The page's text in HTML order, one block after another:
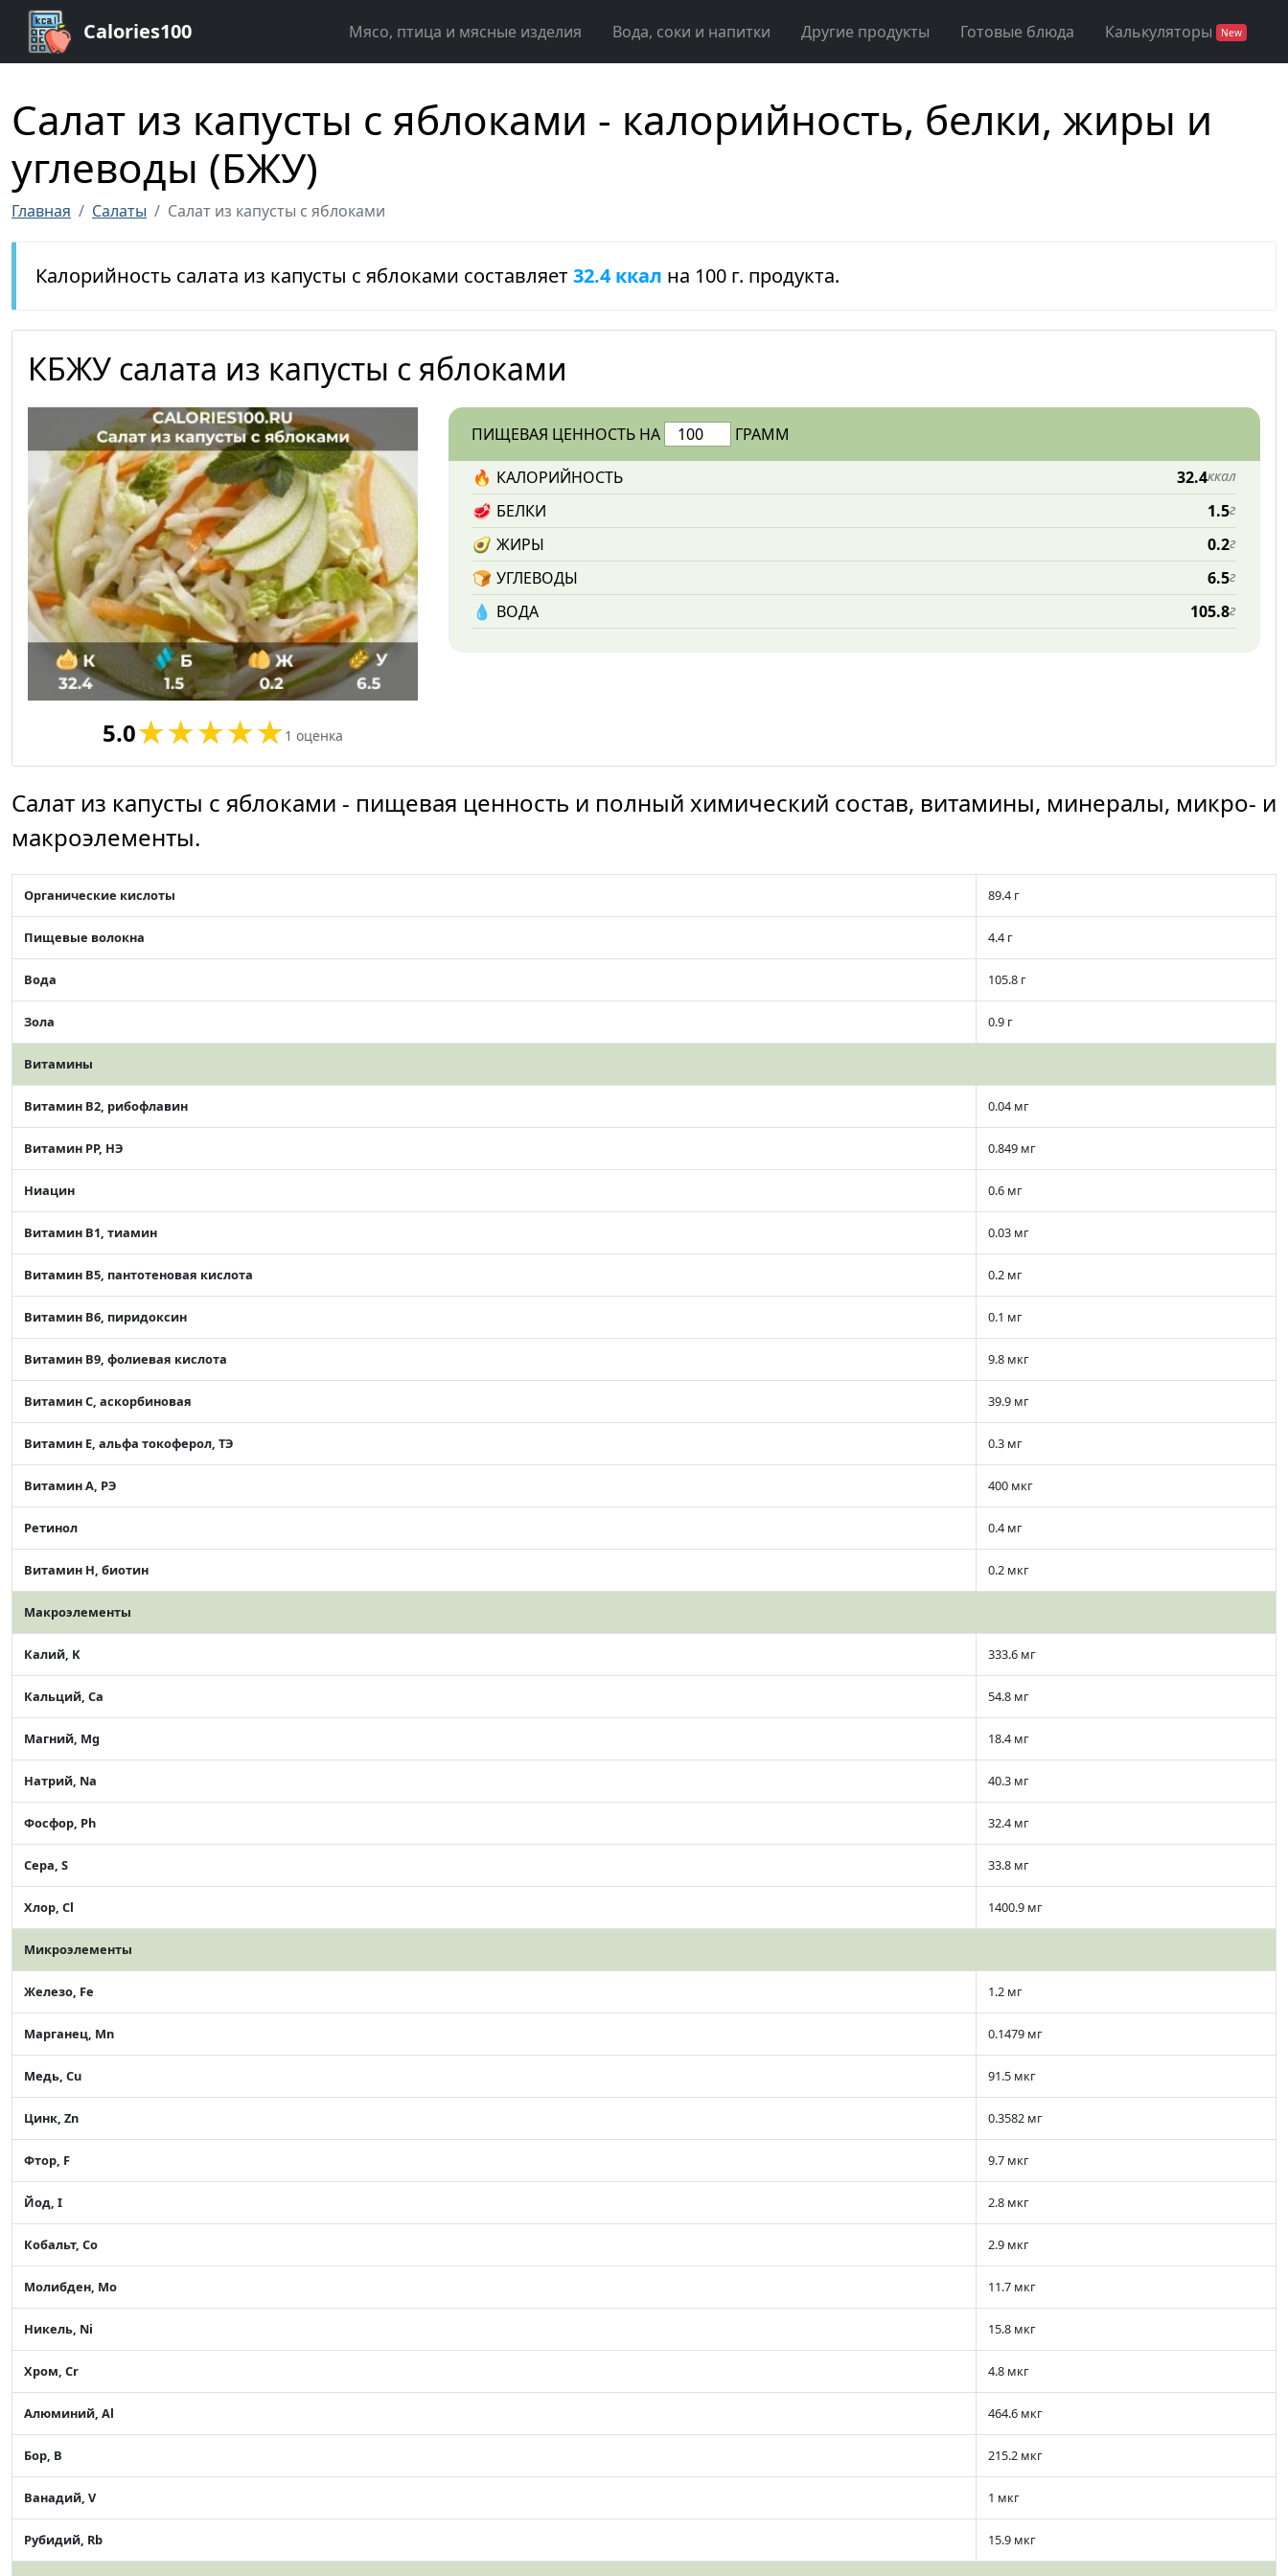
Calories100 Мясо, птица и мясные изделия Вода, соки и напитки Другие продукты Готовые блюда Калькуляторы New
Салат из капусты с яблоками - калорийность, белки, жиры и
углеводы (БЖУ)
Главная Салаты Салат из капусты с яблоками
Калорийность салата из капусты с яблоками составляет32.4 ккал на 100 г. продукта.
КБЖУ салата из капусты с яблоками
5.0 1 оценка
ПИЩЕВАЯ ЦЕННОСТЬ НА ГРАММ
🔥 КАЛОРИЙНОСТЬ 32.4ккал
🥩 БЕЛКИ 1.5г
🥑 ЖИРЫ 0.2г
🍞 УГЛЕВОДЫ 6.5г
💧️ ВОДА 105.8г
Салат из капусты с яблоками - пищевая ценность и полный химический состав, витамины, минералы, микро- и
макроэлементы.
Органические кислоты 89.4 г
Пищевые волокна 4.4 г
Вода 105.8 г
Зола 0.9 г
Витамины
Витамин В2, рибофлавин 0.04 мг
Витамин РР, НЭ 0.849 мг
Ниацин 0.6 мг
Витамин В1, тиамин 0.03 мг
Витамин В5, пантотеновая кислота 0.2 мг
Витамин В6, пиридоксин 0.1 мг
Витамин В9, фолиевая кислота 9.8 мкг
Витамин C, аскорбиновая 39.9 мг
Витамин Е, альфа токоферол, ТЭ 0.3 мг
Витамин А, РЭ 400 мкг
Ретинол 0.4 мг
Витамин Н, биотин 0.2 мкг
Макроэлементы
Калий, K 333.6 мг
Кальций, Ca 54.8 мг
Магний, Mg 18.4 мг
Натрий, Na 40.3 мг
Фосфор, Ph 32.4 мг
Сера, S 33.8 мг
Хлор, Cl 1400.9 мг
Микроэлементы
Железо, Fe 1.2 мг
Марганец, Mn 0.1479 мг
Медь, Cu 91.5 мкг
Цинк, Zn 0.3582 мг
Фтор, F 9.7 мкг
Йод, I 2.8 мкг
Кобальт, Co 2.9 мкг
Молибден, Mo 11.7 мкг
Никель, Ni 15.8 мкг
Хром, Cr 4.8 мкг
Алюминий, Al 464.6 мкг
Бор, B 215.2 мкг
Ванадий, V 1 мкг
Рубидий, Rb 15.9 мкг